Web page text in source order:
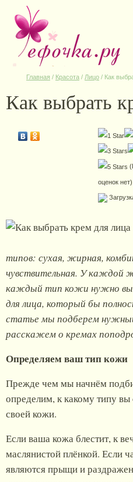
Главная / Красота / Лицо / Как
Как выбрать
оценок нет)
типов: сухая, жирная,
чувствительная. У каждой
каждый тип кожи нужно
для лица, который бы
статье мы подберем
расскажем о кремах
Определяем ваш тип кожи
Прежде чем мы начнём
определим, к какому типу вы
своей кожи.
Если ваша кожа блестит, к
маслянистой плёнкой. Если
являются прыщи и